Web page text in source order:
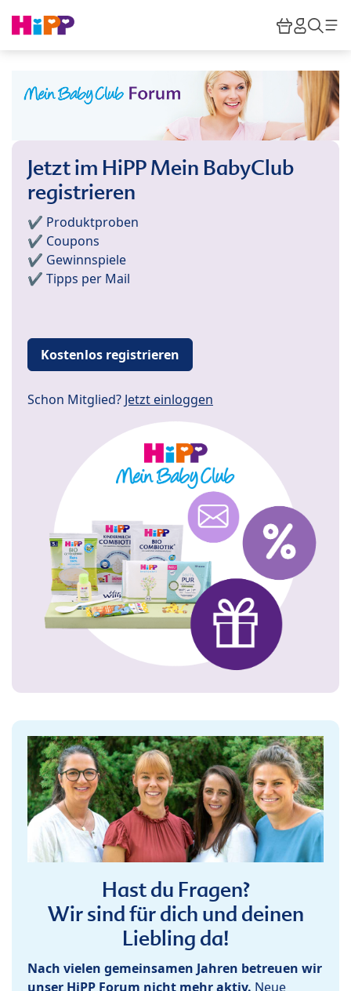
HiPP
Jetzt im HiPP Mein BabyClub
registrieren
✔️ Produktproben
✔️ Coupons
✔️ Gewinnspiele
✔️ Tipps per Mail
Kostenlos registrieren
Schon Mitglied? Jetzt einloggen
Hast du Fragen?
Wir sind für dich und deinen
Liebling da!
Nach vielen gemeinsamen Jahren betreuen wir
unser HiPP Forum nicht mehr aktiv. Neue